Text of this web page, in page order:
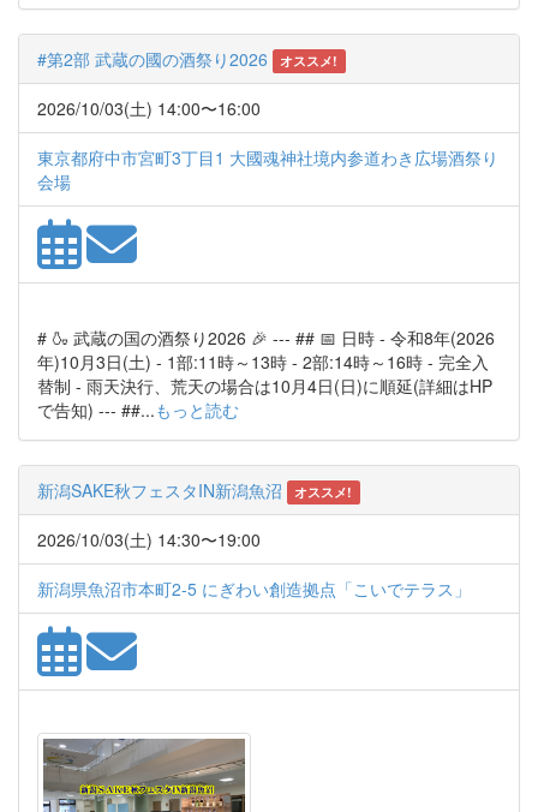
#第2部 武蔵の國の酒祭り2026 オススメ!
2026/10/03(土) 14:00〜16:00
東京都府中市宮町3丁目1 大國魂神社境内参道わき広場酒祭り
会場
# 🍶 武蔵の国の酒祭り2026 🎉 --- ## 📅 日時 - 令和8年(2026
年)10月3日(土) - 1部:11時～13時 - 2部:14時～16時 - 完全入
替制 - 雨天決行、荒天の場合は10月4日(日)に順延(詳細はHP
で告知) --- ##...もっと読む
新潟SAKE秋フェスタIN新潟魚沼 オススメ!
2026/10/03(土) 14:30〜19:00
新潟県魚沼市本町2-5 にぎわい創造拠点「こいでテラス」